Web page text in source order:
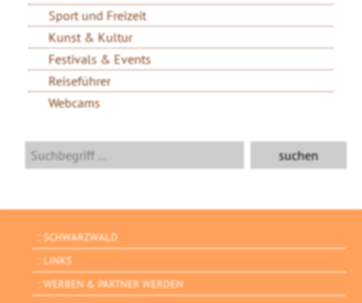
Sport und Freizeit
Kunst & Kultur
Festivals & Events
Reiseführer
Webcams
SCHWARZWALD
LINKS
WERBEN & PARTNER WERDEN